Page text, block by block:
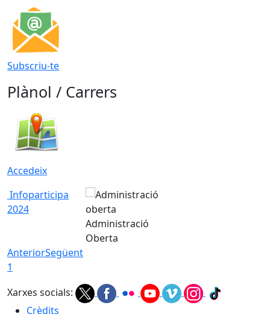
Subscriu-te
Plànol / Carrers
Accedeix
Infoparticipa
2024
Administració
Oberta
AnteriorSegüent
1
Xarxes socials:
Crèdits